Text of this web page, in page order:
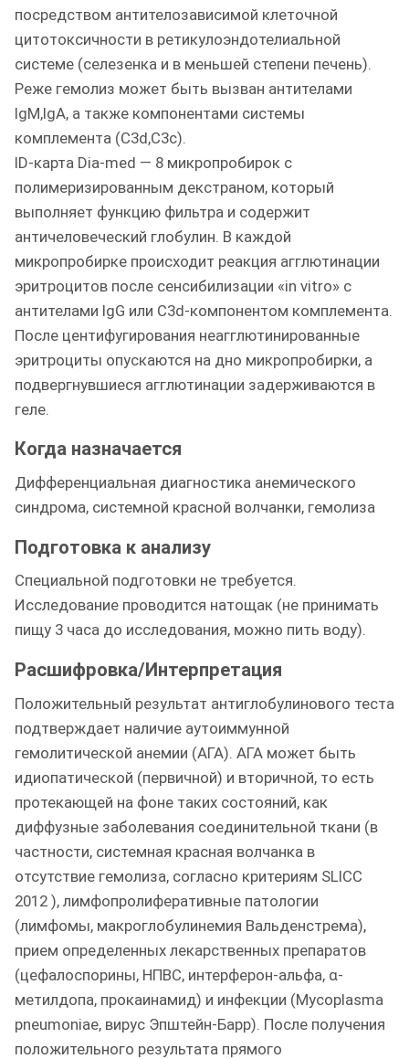
посредством антителозависимой клеточной
цитотоксичности в ретикулоэндотелиальной
системе (селезенка и в меньшей степени печень).
Реже гемолиз может быть вызван антителами
IgM,IgA, а также компонентами системы
комплемента (C3d,C3c).
ID-карта Dia-med — 8 микропробирок с
полимеризированным декстраном, который
выполняет функцию фильтра и содержит
античеловеческий глобулин. В каждой
микропробирке происходит реакция агглютинации
эритроцитов после сенсибилизации «in vitro» с
антителами lgG или С3d-компонентом комплемента.
После центифугирования неагглютинированные
эритроциты опускаются на дно микропробирки, а
подвергнувшиеся агглютинации задерживаются в
геле.
Когда назначается
Дифференциальная диагностика анемического
синдрома, системной красной волчанки, гемолиза
Подготовка к анализу
Специальной подготовки не требуется.
Исследование проводится натощак (не принимать
пищу 3 часа до исследования, можно пить воду).
Расшифровка/Интерпретация
Положительный результат антиглобулинового теста
подтверждает наличие аутоиммунной
гемолитической анемии (АГА). АГА может быть
идиопатической (первичной) и вторичной, то есть
протекающей на фоне таких состояний, как
диффузные заболевания соединительной ткани (в
частности, системная красная волчанка в
отсутствие гемолиза, согласно критериям SLICC
2012 ), лимфопролиферативные патологии
(лимфомы, макроглобулинемия Вальденстрема),
прием определенных лекарственных препаратов
(цефалоспорины, НПВС, интерферон-альфа, α-
метилдопа, прокаинамид) и инфекции (Mycoplasma
pneumoniae, вирус Эпштейн-Барр). После получения
положительного результата прямого